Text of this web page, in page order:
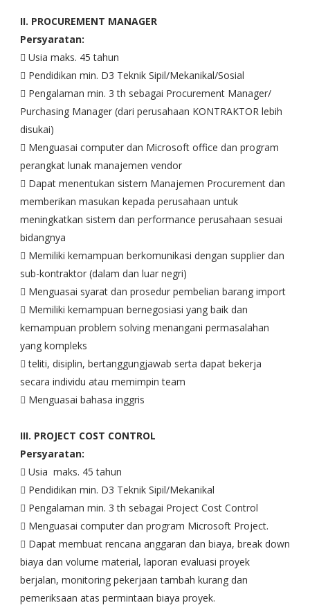
II. PROCUREMENT MANAGER
Persyaratan:
 Usia maks. 45 tahun
 Pendidikan min. D3 Teknik Sipil/Mekanikal/Sosial
 Pengalaman min. 3 th sebagai Procurement Manager/
Purchasing Manager (dari perusahaan KONTRAKTOR lebih
disukai)
 Menguasai computer dan Microsoft office dan program
perangkat lunak manajemen vendor
 Dapat menentukan sistem Manajemen Procurement dan
memberikan masukan kepada perusahaan untuk
meningkatkan sistem dan performance perusahaan sesuai
bidangnya
 Memiliki kemampuan berkomunikasi dengan supplier dan
sub-kontraktor (dalam dan luar negri)
 Menguasai syarat dan prosedur pembelian barang import
 Memiliki kemampuan bernegosiasi yang baik dan
kemampuan problem solving menangani permasalahan
yang kompleks
 teliti, disiplin, bertanggungjawab serta dapat bekerja
secara individu atau memimpin team
 Menguasai bahasa inggris
III. PROJECT COST CONTROL
Persyaratan:
 Usia maks. 45 tahun
 Pendidikan min. D3 Teknik Sipil/Mekanikal
 Pengalaman min. 3 th sebagai Project Cost Control
 Menguasai computer dan program Microsoft Project.
 Dapat membuat rencana anggaran dan biaya, break down
biaya dan volume material, laporan evaluasi proyek
berjalan, monitoring pekerjaan tambah kurang dan
pemeriksaan atas permintaan biaya proyek.